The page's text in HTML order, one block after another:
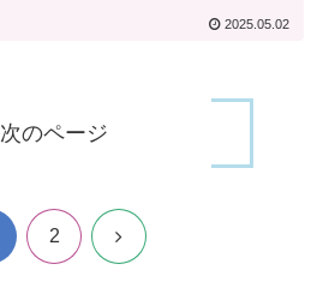
2025.05.02
次のページ
2 次